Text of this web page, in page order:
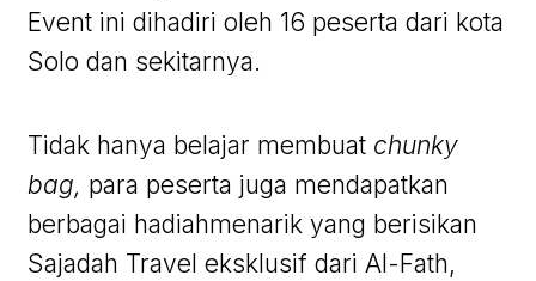
Event ini dihadiri oleh 16 peserta dari kota
Solo dan sekitarnya.
Tidak hanya belajar membuat chunky
bag, para peserta juga mendapatkan
berbagai hadiahmenarik yang berisikan
Sajadah Travel eksklusif dari Al-Fath,